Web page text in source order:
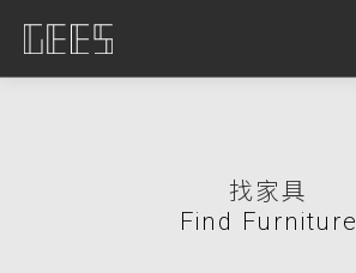
找家具
Find Furniture